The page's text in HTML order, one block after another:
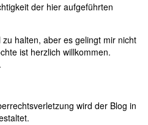
der hier aufgeführten
halten, aber es gelingt mir nicht
ist herzlich willkommen.
.
wird der Blog in